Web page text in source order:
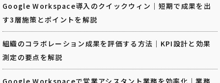
Google Workspace導入のクイックウィン｜短期で成果を出
す3層施策とポイントを解説
組織のコラボレーション成果を評価する方法｜KPI設計と効果
測定の要点を解説
Google Workspaceで営業アシスタント業務を効率化｜業務